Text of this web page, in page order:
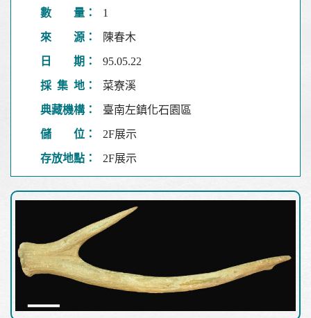
數 量： 1
來 源： 陳春木
日 期： 95.05.22
採 集 地： 菜寮溪
典藏機構： 臺南左鎮化石園區
儲 位： 2F展示
存放地點： 2F展示